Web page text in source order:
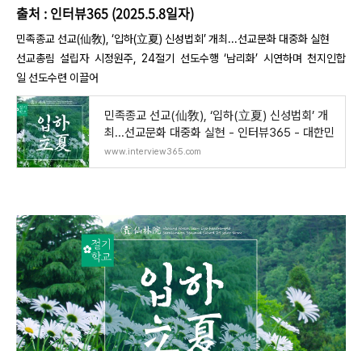
출처 : 인터뷰365 (2025.5.8일자)
민족종교 선교(仙敎), ‘입하(立夏) 신성법회’ 개최...선교문화 대중화 실현
선교총림 설립자 시정원주, 24절기 선도수행 ‘남리화’ 시연하며 천지인합
일 선도수련 이끌어
민족종교 선교(仙敎), ‘입하(立夏) 신성법회’ 개
최...선교문화 대중화 실현 - 인터뷰365 - 대한민
www.interview365.com